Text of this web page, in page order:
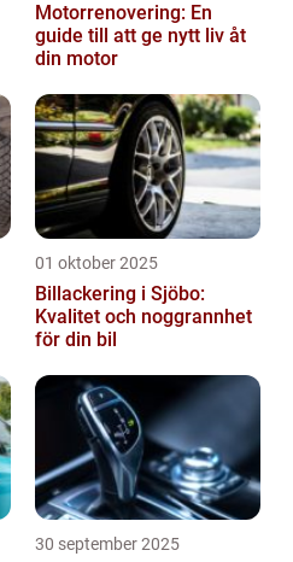
Motorrenovering: En
guide till att ge nytt liv åt
din motor
01 oktober 2025
Billackering i Sjöbo:
Kvalitet och noggrannhet
för din bil
30 september 2025